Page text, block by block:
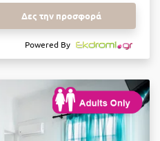
Δες την προσφορά
Powered By